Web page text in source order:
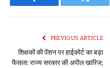
Facebook Twitter
PREVIOUS ARTICLE
शिक्षकों की पेंशन पर हाईकोर्ट का बड़ा
फैसला: राज्य सरकार की अपील खारिज;